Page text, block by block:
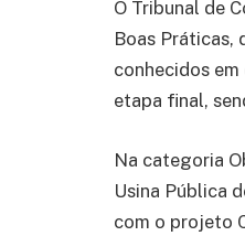
O Tribunal de
Boas Práticas,
conhecidos
etapa final,
Na categoria
Usina Pública
com o projeto